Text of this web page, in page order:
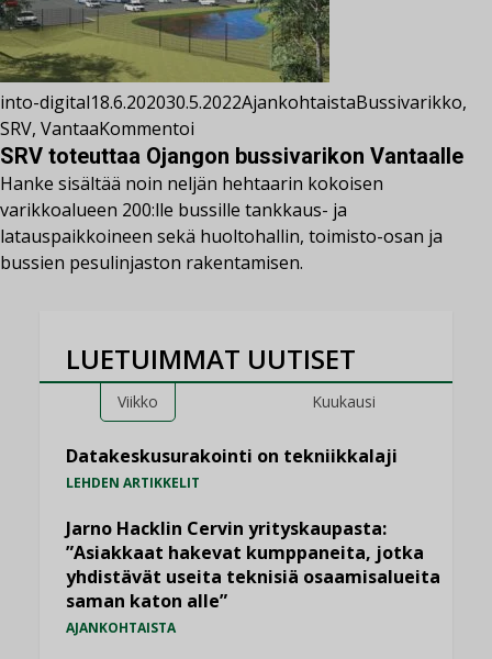
into-digital18.6.202030.5.2022AjankohtaistaBussivarikko,
SRV, VantaaKommentoi
SRV toteuttaa Ojangon bussivarikon Vantaalle
Hanke sisältää noin neljän hehtaarin kokoisen
varikkoalueen 200:lle bussille tankkaus- ja
latauspaikkoineen sekä huoltohallin, toimisto-osan ja
bussien pesulinjaston rakentamisen.
LUETUIMMAT UUTISET
Viikko Kuukausi
Datakeskusurakointi on tekniikkalaji
LEHDEN ARTIKKELIT
Jarno Hacklin Cervin yrityskaupasta:
”Asiakkaat hakevat kumppaneita, jotka
yhdistävät useita teknisiä osaamisalueita
saman katon alle”
AJANKOHTAISTA